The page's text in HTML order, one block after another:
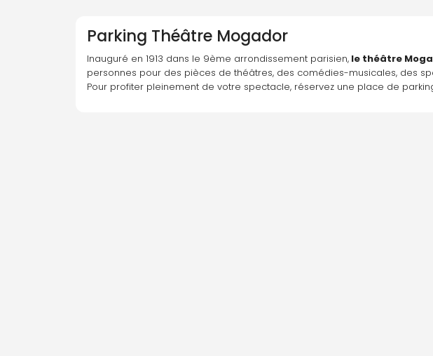
Parking Théâtre Mogador
Inauguré en 1913 dans le 9ème arrondissement parisien, le théâtre
personnes pour des pièces de théâtres, des comédies-musicales, des
Pour profiter pleinement de votre spectacle, réservez une place de